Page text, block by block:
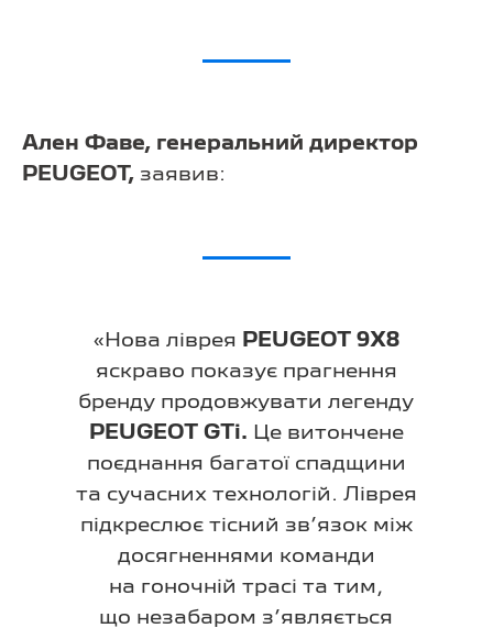
Ален Фаве, генеральний директор
PEUGEOT, заявив:
«Нова ліврея
PEUGEOT 9X8
яскраво показує прагнення
бренду продовжувати легенду
PEUGEOT GTi. Це витончене
поєднання багатої спадщини
та сучасних технологій. Ліврея
підкреслює тісний зв’язок між
досягненнями команди
на гоночній трасі та тим,
що незабаром з’являється